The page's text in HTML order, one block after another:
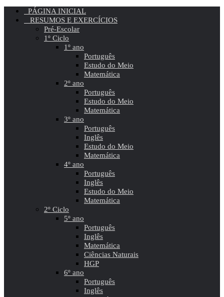
PÁGINA INICIAL
RESUMOS E EXERCÍCIOS
Pré-Escolar
1º Ciclo
1º ano
Português
Estudo do Meio
Matemática
2º ano
Português
Estudo do Meio
Matemática
3º ano
Português
Inglês
Estudo do Meio
Matemática
4º ano
Português
Inglês
Estudo do Meio
Matemática
2º Ciclo
5º ano
Português
Inglês
Matemática
Ciências Naturais
HGP
6º ano
Português
Inglês